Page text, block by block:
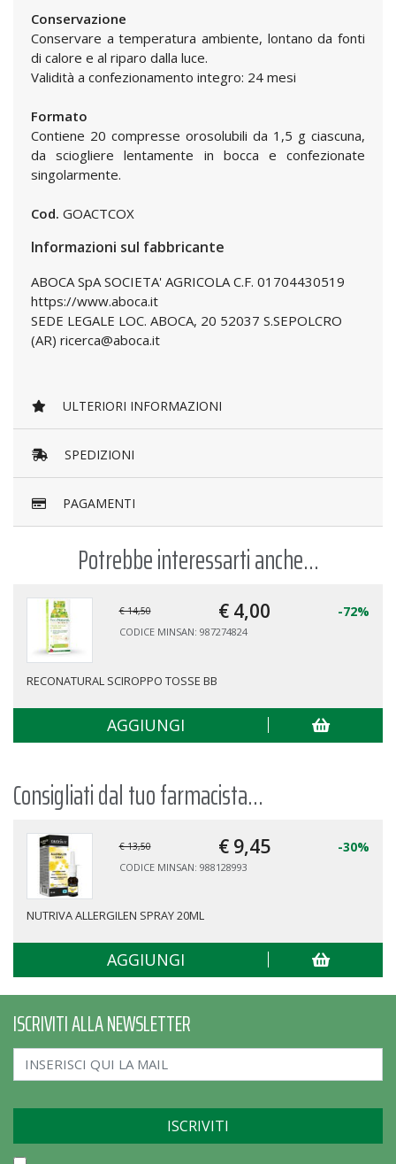
Conservazione
Conservare a temperatura ambiente, lontano da fonti
di calore e al riparo dalla luce.
Validità a confezionamento integro: 24 mesi
Formato
Contiene 20 compresse orosolubili da 1,5 g ciascuna,
da sciogliere lentamente in bocca e confezionate
singolarmente.
Cod. GOACTCOX
Informazioni sul fabbricante
ABOCA SpA SOCIETA' AGRICOLA C.F. 01704430519
https://www.aboca.it
SEDE LEGALE LOC. ABOCA, 20 52037 S.SEPOLCRO
(AR) ricerca@aboca.it
ULTERIORI INFORMAZIONI
SPEDIZIONI
PAGAMENTI
Potrebbe interessarti anche...
€ 14,50 € 4,00 -72%
CODICE MINSAN: 987274824
RECONATURAL SCIROPPO TOSSE BB
AGGIUNGI
Consigliati dal tuo farmacista...
€ 13,50 € 9,45 -30%
CODICE MINSAN: 988128993
NUTRIVA ALLERGILEN SPRAY 20ML
AGGIUNGI
ISCRIVITI ALLA NEWSLETTER